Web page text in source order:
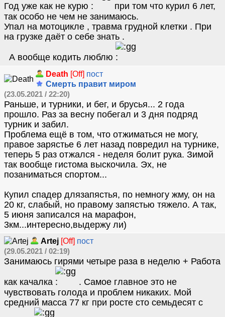
Год уже как не курю
при том что курил 6 лет,
так особо не чем не занимаюсь.
Упал на мотоцикле , травма грудной клетки . При
на грузке даёт о себе знать .
А вообще кодить люблю
Death [Off] пост
Смерть правит миром
(23.05.2021 / 22:20)
Раньше, и турники, и бег, и брусья... 2 года
прошло. Раз за весну побегал и 3 дня подряд
турник и забил.
Проблема ещё в том, что отжиматься не могу,
правое зарястье 6 лет назад повредил на турнике,
теперь 5 раз отжался - неделя болит рука. Зимой
так вообще гистома выскочила. Эх, не
позаниматься спортом...
Купил спадер длязапястья, по немногу жму, он на
20 кг, слабый, но правому запястью тяжело. А так,
5 июня записался на марафон,
3км...интересно,выдержу ли)
Artej [Off] пост
(29.05.2021 / 02:19)
Занимаюсь гирями четыре раза в неделю + Работа
как качалка
. Самое главное это не
чувствовать голода и проблем никаких. Мой
средний масса 77 кг при росте сто семьдесят с